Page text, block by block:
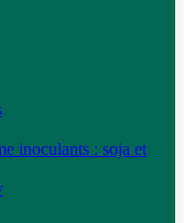
inoculants : soja et